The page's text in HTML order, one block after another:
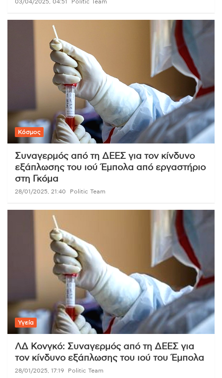
03/04/2025, 04:51 Politic Team
Κόσμος
Συναγερμός από τη ΔΕΕΣ για τον κίνδυνο
εξάπλωσης του ιού Έμπολα από εργαστήριο
στη Γκόμα
28/01/2025, 21:40 Politic Team
Υγεία
ΛΔ Κονγκό: Συναγερμός από τη ΔΕΕΣ για
τον κίνδυνο εξάπλωσης του ιού του Έμπολα
28/01/2025, 17:19 Politic Team